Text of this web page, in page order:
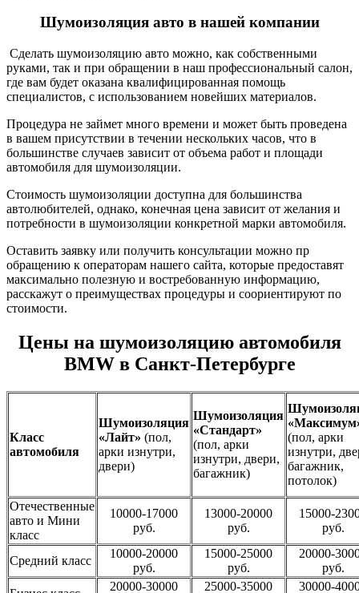
Шумоизоляция авто в нашей компании
Сделать шумоизоляцию авто можно, как собственными
руками, так и при обращении в наш профессиональный салон,
где вам будет оказана квалифицированная помощь
специалистов, с использованием новейших материалов.
Процедура не займет много времени и может быть проведена
в вашем присутствии в течении нескольких часов, что в
большинстве случаев зависит от объема работ и площади
автомобиля для шумоизоляции.
Стоимость шумоизоляции доступна для большинства
автолюбителей, однако, конечная цена зависит от желания и
потребности в шумоизоляции конкретной марки автомобиля.
Оставить заявку или получить консультации можно пр
обращению к операторам нашего сайта, которые предоставят
максимально полезную и востребованную информацию,
расскажут о преимуществах процедуры и соориентируют по
стоимости.
Цены на шумоизоляцию автомобиля
BMW в Санкт-Петербурге
Класс
автомобиля
Шумоизоляция
«Лайт» (пол,
арки изнутри,
двери)
Шумоизоляция
«Стандарт»
(пол, арки
изнутри, двери,
багажник)
(пол, арки
изнутри,
багажник,
потолок)
Отечественные
авто и Мини
класс
10000-17000
руб.
13000-20000
руб.
15000-
руб.
Средний класс
10000-20000
руб.
15000-25000
руб.
20000-
руб.
20000-30000
25000-35000
30000-